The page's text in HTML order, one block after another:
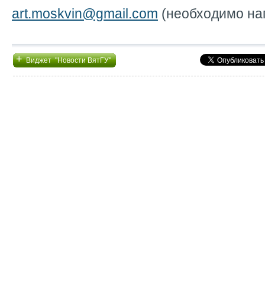
art.moskvin@gmail.com (необходимо
+Виджет "Новости ВятГУ"